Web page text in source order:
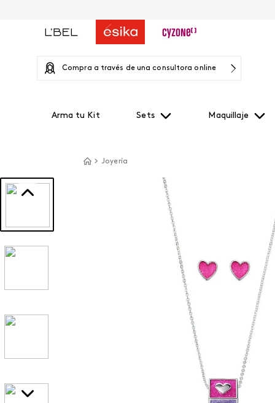
Compra a través de una consultora online
Arma tu Kit Sets Maquillaje
Joyería